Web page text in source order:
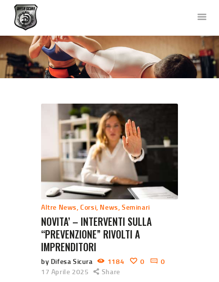
DIFESA SICURA KRAV MAGA
Corsi di Difesa Personale a Bergamo
HOME
CHI SIAMO
FOTO E VIDEO
TEAM
COLLABORAZIONI
DOVE SIAMO
CONTATTACI
Altre News,Corsi, News,Seminari
NOVITA’ – INTERVENTI SULLA
“PREVENZIONE” RIVOLTI A
IMPRENDITORI
by Difesa Sicura 1184 0
0
17 Aprile 2025
Share